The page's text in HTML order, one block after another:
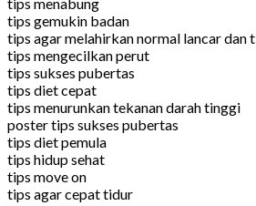
tips gemukin badan
tips agar melahirkan normal lancar dan
tips mengecilkan perut
tips sukses pubertas
tips diet cepat
tips menurunkan tekanan darah tinggi
poster tips sukses pubertas
tips diet pemula
tips hidup sehat
tips move on
tips agar cepat tidur